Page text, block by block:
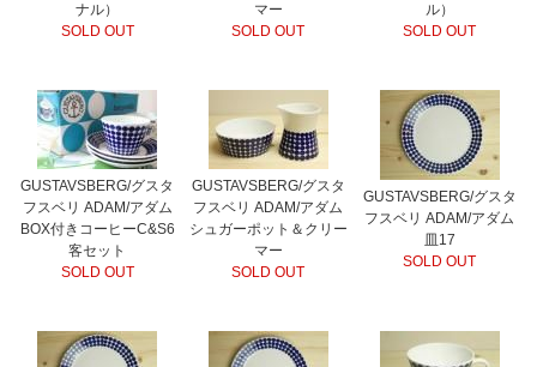
ナル）
SOLD OUT
マー
SOLD OUT
ル）
SOLD OUT
GUSTAVSBERG/グスタ
フスベリ ADAM/アダム
BOX付きコーヒーC&S6
客セット
SOLD OUT
GUSTAVSBERG/グスタ
フスベリ ADAM/アダム
シュガーポット＆クリー
マー
SOLD OUT
GUSTAVSBERG/グスタ
フスベリ ADAM/アダム
皿17
SOLD OUT